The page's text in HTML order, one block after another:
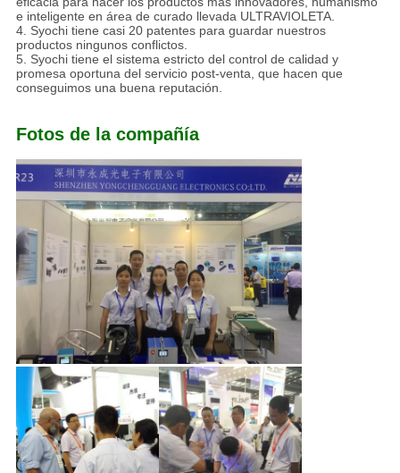
e inteligente en área de curado llevada ULTRAVIOLETA.
4. Syochi tiene casi 20 patentes para guardar nuestros
productos ningunos conflictos.
5. Syochi tiene el sistema estricto del control de calidad y
promesa oportuna del servicio post-venta, que hacen que
conseguimos una buena reputación.
Fotos de la compañía